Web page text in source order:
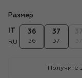
Размер
RU
36
36
37
37
Получите